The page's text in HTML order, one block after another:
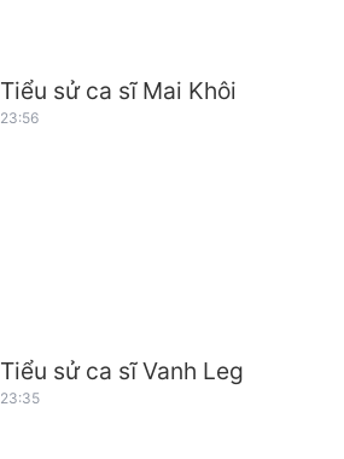
Tiểu sử ca sĩ Mai Khôi
23:56
Tiểu sử ca sĩ Vanh Leg
23:35